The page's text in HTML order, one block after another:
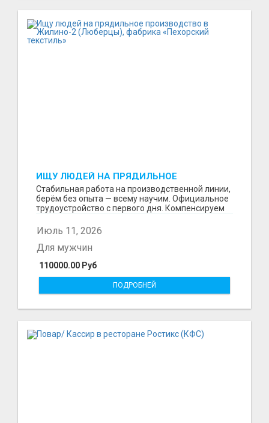
ИЩУ ЛЮДЕЙ НА ПРЯДИЛЬНОЕ
ПРОИЗВОДСТВО В ЖИЛИНО-2
(ЛЮБЕРЦЫ), ФАБРИКА «ПЕХОРСКИЙ
ТЕКСТИЛЬ»
Стабильная работа на производственной линии,
берём без опыта — всему научим. Официальное
трудоустройство с первого дня. Компенсируем
Июль 11, 2026
110000.00 Руб
Для мужчин
ПОДРОБНЕЙ